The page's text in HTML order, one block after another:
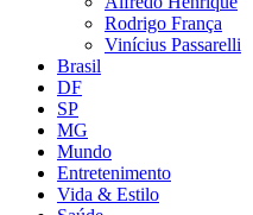
Rodrigo França
Vinícius Passarelli
Brasil
DF
SP
MG
Mundo
Entretenimento
Vida & Estilo